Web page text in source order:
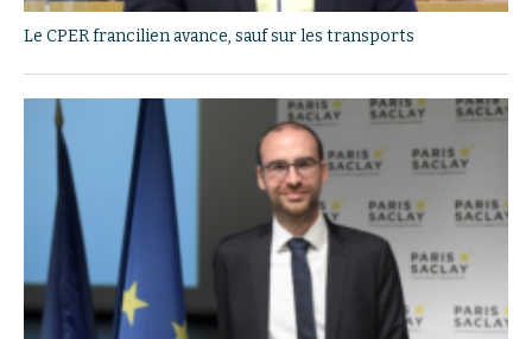
Le CPER francilien avance, sauf sur les transports